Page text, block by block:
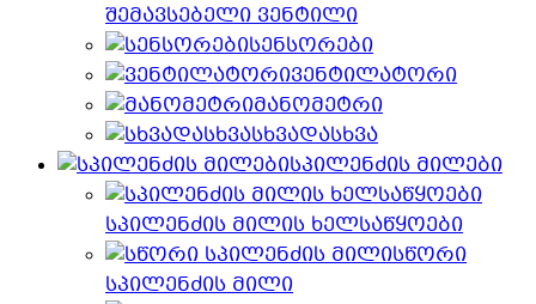
შემავსებელი ვენტილი
სენსორები
ვენტილატორი
მანომეტრი
სხვადასხვა
სპილენძის მილები
სპილენძის მილის ხელსაწყოები
სწორი
სპილენძის მილი